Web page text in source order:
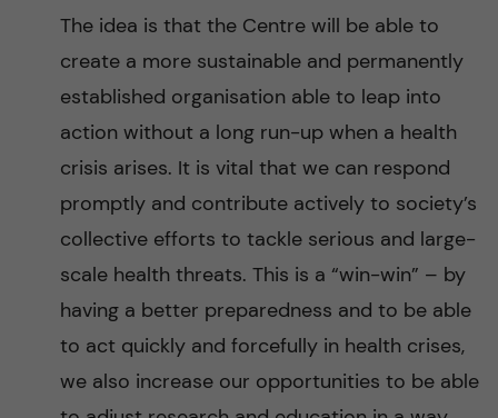
The idea is that the Centre will be able to
create a more sustainable and permanently
established organisation able to leap into
action without a long run-up when a health
crisis arises. It is vital that we can respond
promptly and contribute actively to society’s
collective efforts to tackle serious and large-
scale health threats. This is a “win-win” – by
having a better preparedness and to be able
to act quickly and forcefully in health crises,
we also increase our opportunities to be able